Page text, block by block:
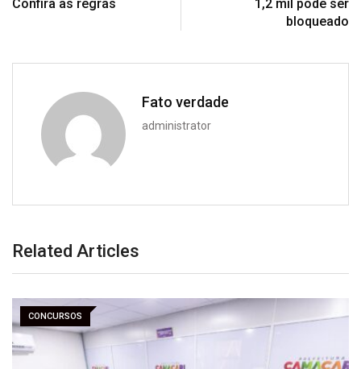
Confira as regras
1,2 mil pode ser
bloqueado
Fato verdade
administrator
Related Articles
CONCURSOS